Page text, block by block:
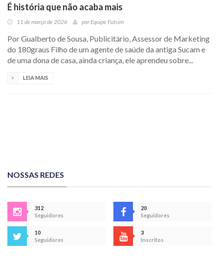
É história que não acaba mais
11 de março de 2026 por Equipe Futsim
Por Gualberto de Sousa, Publicitário, Assessor de Marketing
do 180graus Filho de um agente de saúde da antiga Sucam e
de uma dona de casa, ainda criança, ele aprendeu sobre...
LEIA MAIS
NOSSAS REDES
312
Seguidores
20
Seguidores
10
Seguidores
3
Inscritos